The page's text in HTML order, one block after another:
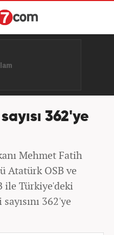
362'ye
Mehmet Fatih
Atatürk OSB ve
ile Türkiye'deki
362'ye